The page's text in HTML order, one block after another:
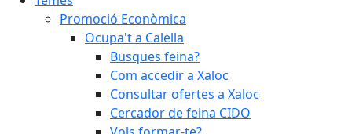
Promoció Econòmica
Ocupa't a Calella
Busques feina?
Com accedir a Xaloc
Consultar ofertes a Xaloc
Cercador de feina CIDO